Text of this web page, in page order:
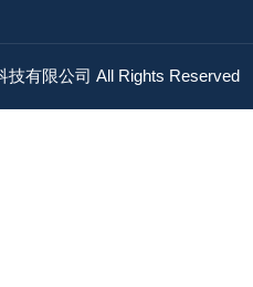
技有限公司 All Rights Reserved